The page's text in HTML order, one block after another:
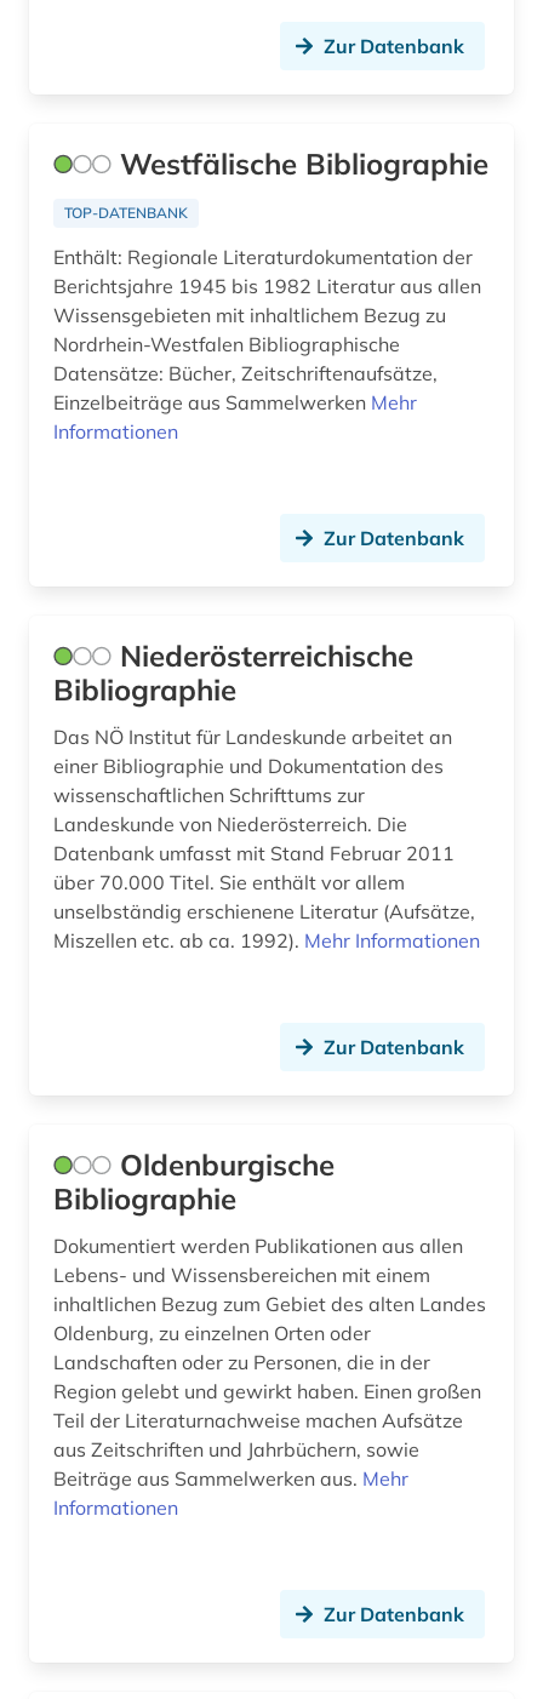
Zur Datenbank
Westfälische Bibliographie
TOP-DATENBANK
Enthält: Regionale Literaturdokumentation der
Berichtsjahre 1945 bis 1982 Literatur aus allen
Wissensgebieten mit inhaltlichem Bezug zu
Nordrhein-Westfalen Bibliographische
Datensätze: Bücher, Zeitschriftenaufsätze,
Einzelbeiträge aus Sammelwerken Mehr
Informationen
Zur Datenbank
Niederösterreichische
Bibliographie
Das NÖ Institut für Landeskunde arbeitet an
einer Bibliographie und Dokumentation des
wissenschaftlichen Schrifttums zur
Landeskunde von Niederösterreich. Die
Datenbank umfasst mit Stand Februar 2011
über 70.000 Titel. Sie enthält vor allem
unselbständig erschienene Literatur (Aufsätze,
Miszellen etc. ab ca. 1992). Mehr Informationen
Zur Datenbank
Oldenburgische
Bibliographie
Dokumentiert werden Publikationen aus allen
Lebens- und Wissensbereichen mit einem
inhaltlichen Bezug zum Gebiet des alten Landes
Oldenburg, zu einzelnen Orten oder
Landschaften oder zu Personen, die in der
Region gelebt und gewirkt haben. Einen großen
Teil der Literaturnachweise machen Aufsätze
aus Zeitschriften und Jahrbüchern, sowie
Beiträge aus Sammelwerken aus. Mehr
Informationen
Zur Datenbank